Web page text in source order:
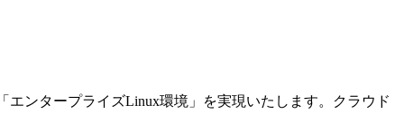
ンタープライズLinux環境」を実現いたします。クラウド